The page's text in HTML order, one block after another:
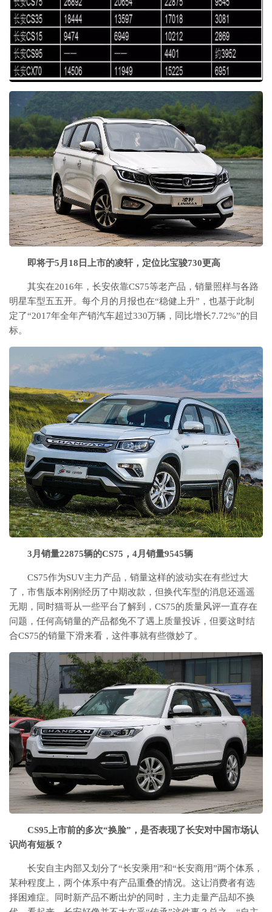
即将于5月18日上市的凌轩，定位比宝骏730更高
其实在2016年，长安依靠CS75等老产品，销量照样与各路
明星车型五五开。每个月的月报也在“稳健上升”，也基于此制
定了“2017年全年产销汽车超过330万辆，同比增长7.72%”的目
标。
3月销量22875辆的CS75，4月销量9545辆
CS75作为SUV主力产品，销量这样的波动实在有些过大
了，市售版本刚刚经历了中期改款，但换代车型的消息还遥遥
无期，同时猫哥从一些平台了解到，CS75的质量风评一直存在
问题，任何高销量的产品都免不了遇上质量投诉，但要这时结
合CS75的销量下滑来看，这件事就有些微妙了。
CS95上市前的多次“换脸”，是否表现了长安对中国市场认
识尚有短板？
长安自主内部又划分了“长安乘用”和“长安商用”两个体系，
某种程度上，两个体系中有产品重叠的情况。这让消费者有选
择困难症。同时新产品不断出炉的同时，主力走量产品却不换